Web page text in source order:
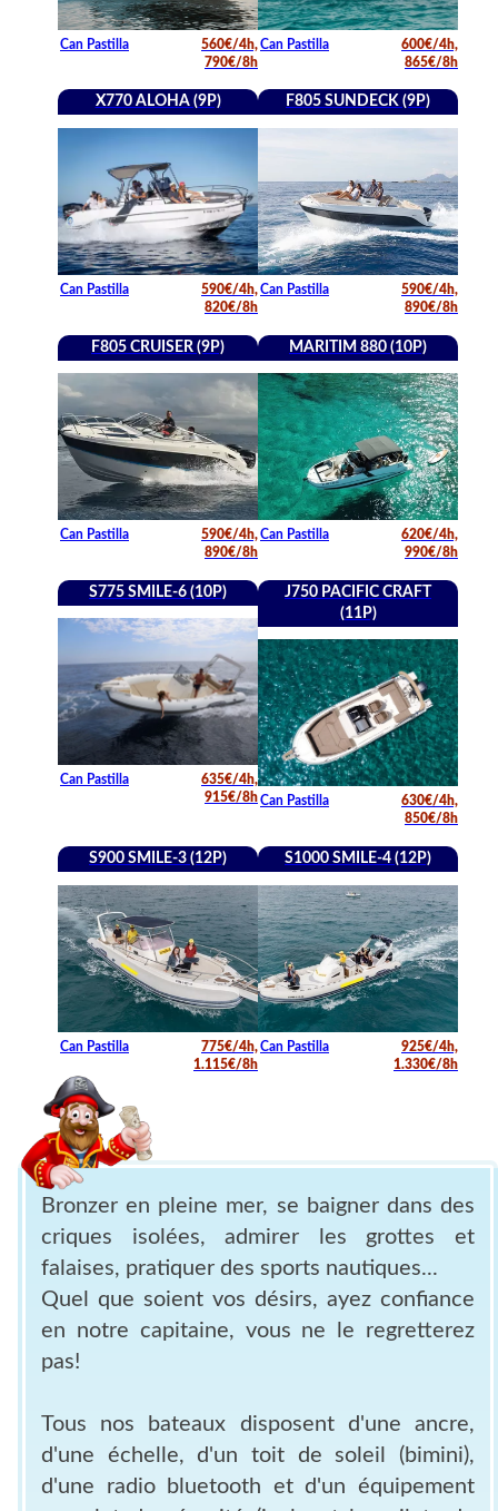
Can Pastilla
560€/4h,
790€/8h
Can Pastilla
600€/4h,
865€/8h
X770 ALOHA (9P)
Can Pastilla
590€/4h,
820€/8h
F805 SUNDECK (9P)
Can Pastilla
590€/4h,
890€/8h
F805 CRUISER (9P)
Can Pastilla
590€/4h,
890€/8h
MARITIM 880 (10P)
Can Pastilla
620€/4h,
990€/8h
S775 SMILE-6 (10P)
Can Pastilla
635€/4h,
915€/8h
J750 PACIFIC CRAFT
(11P)
Can Pastilla
630€/4h,
850€/8h
S900 SMILE-3 (12P)
Can Pastilla
775€/4h,
1.115€/8h
S1000 SMILE-4 (12P)
Can Pastilla
925€/4h,
1.330€/8h
Bronzer en pleine mer, se baigner dans des
criques isolées, admirer les grottes et
falaises, pratiquer des sports nautiques...
Quel que soient vos désirs, ayez confiance
en notre capitaine, vous ne le regretterez
pas!
Tous nos bateaux disposent d'une ancre,
d'une échelle, d'un toit de soleil (bimini),
d'une radio bluetooth et d'un équipement